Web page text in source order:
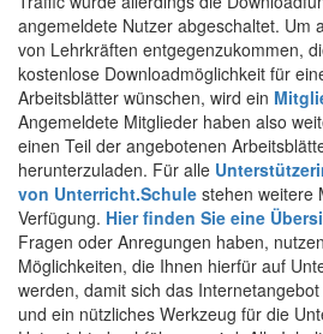
angemeldete Nutzer abgeschaltet. Um
von Lehrkräften entgegenzukommen,
kostenlose Downloadmöglichkeit für
Arbeitsblätter wünschen, wird ein
Angemeldete Mitglieder haben also
einen Teil der angebotenen
herunterzuladen. Für alle
von Unterricht.Schule stehen weitere
Verfügung. Hier finden Sie eine
Fragen oder Anregungen haben,
Möglichkeiten, die Ihnen hierfür auf
werden, damit sich das
und ein nützliches Werkzeug für die